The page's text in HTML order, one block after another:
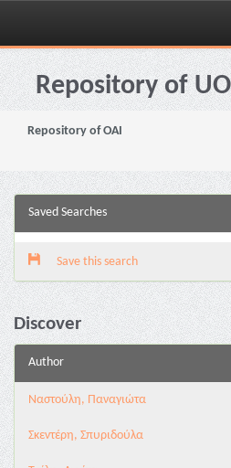
Skip
navigationRepository of
Repository of OAI
Saved Searches
Save this search
Discover
Author
Ναστούλη, Παναγιώτα
Σκεντέρη, Σπυριδούλα